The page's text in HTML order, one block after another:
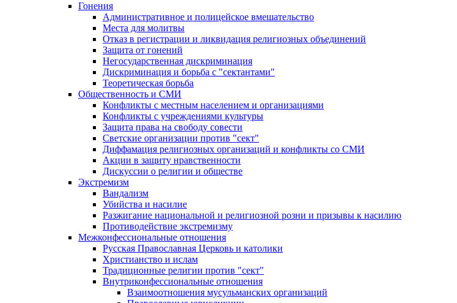
Гонения
Административное и полицейское вмешательство
Места для молитвы
Отказ в регистрации и ликвидация религиозных объединений
Защита от гонений
Негосударственная дискриминация
Дискриминация и борьба с "сектантами"
Теоретическая борьба
Общественность и СМИ
Конфликты с местным населением и организациями
Конфликты с учреждениями культуры
Защита права на свободу совести
Светские организации против "сект"
Диффамация религиозных организаций и конфликты со СМИ
Акции в защиту нравственности
Дискуссии о религии и обществе
Экстремизм
Вандализм
Убийства и насилие
Разжигание национальной и религиозной розни и призывы к насилию
Противодействие экстремизму
Межконфессиональные отношения
Русская Православная Церковь и католики
Христианство и ислам
Традиционные религии против "сект"
Внутриконфессиональные отношения
Взаимоотношения мусульманских организаций